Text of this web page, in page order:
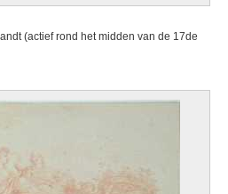
(actief rond het midden van de 17de